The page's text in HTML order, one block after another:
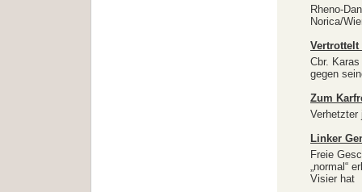
Rheno-
Norica/
Vertrottelt
Cbr.
gegen
Zum
Verhetzter
Linker
Freie
„normal“
Visier hat